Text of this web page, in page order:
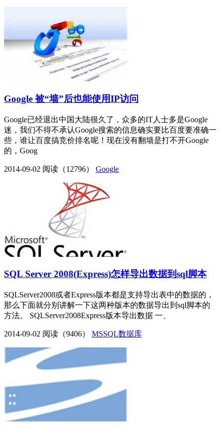
Google 被“墙”后也能使用IP访问
Google已经退出中国大陆很久了，众多的IT人士多是Google
迷，我们不得不承认Google搜索的信息确实要比百度要准确一
些，谁让百度搞竞价排名呢！现在没有翻墙是打不开Google
的，Goog
2014-09-02 阅读（12796） Google
SQL Server 2008(Express)怎样导出数据到sql脚本
SQLServer2008或者Express版本都是支持导出表中的数据的，
那么下面就分别讲解一下这两种版本的数据导出到sql脚本的
方法。 SQLServer2008Express版本导出数据 一、
2014-09-02 阅读（9406） MSSQL数据库